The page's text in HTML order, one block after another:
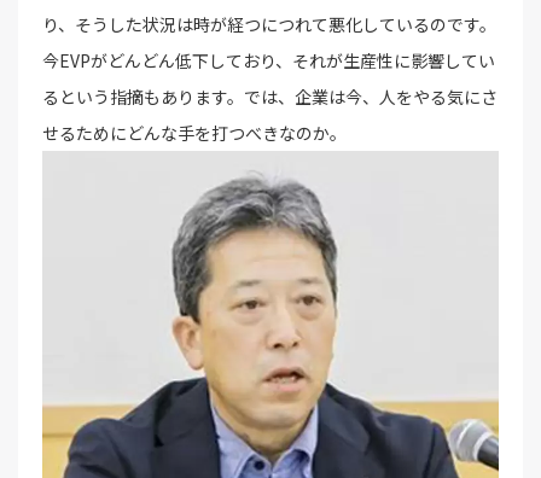
り、そうした状況は時が経つにつれて悪化しているのです。
今EVPがどんどん低下しており、それが生産性に影響してい
るという指摘もあります。では、企業は今、人をやる気にさ
せるためにどんな手を打つべきなのか。